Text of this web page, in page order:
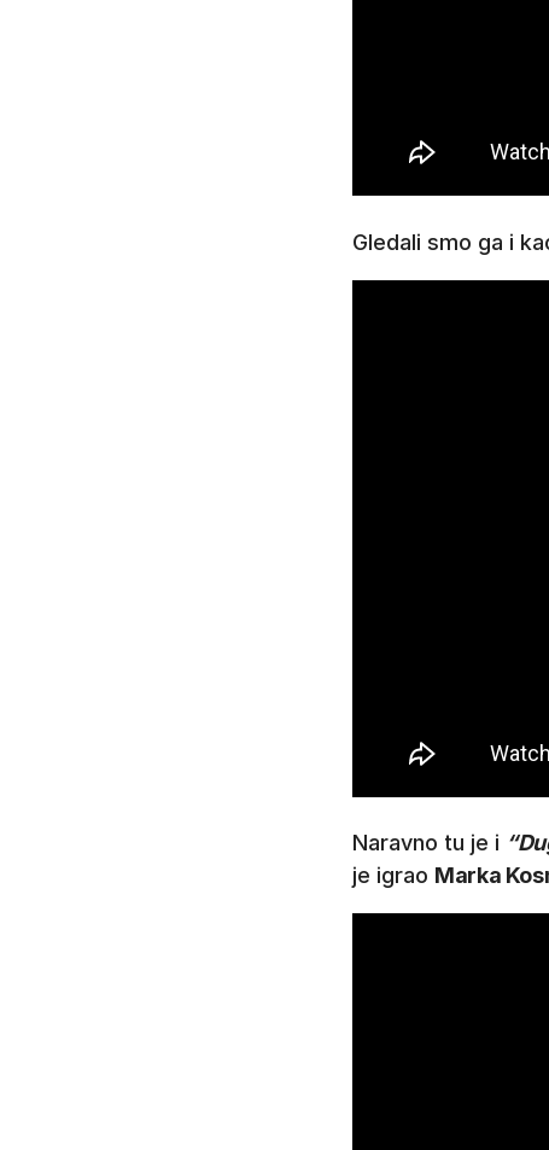
Gledali smo ga i
Naravno tu je i
je igrao Marka